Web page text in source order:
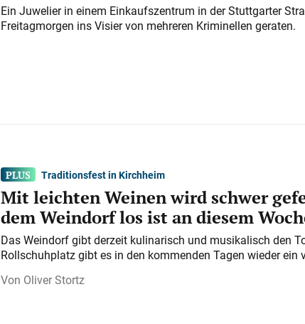
Ein Juwelier in einem Einkaufszentrum in der Stuttgarter
Freitagmorgen ins Visier von mehreren Kriminellen geraten.
Traditionsfest in Kirchheim
Mit leichten Weinen wird schwer
dem Weindorf los ist an diesem
Das Weindorf gibt derzeit kulinarisch und musikalisch den
Rollschuhplatz gibt es in den kommenden Tagen wieder ein
Oliver Stortz